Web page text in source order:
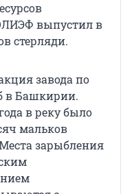
выпустил в
стерляди.
завода по
в Башкирии.
в реку было
мальков
зарыбления